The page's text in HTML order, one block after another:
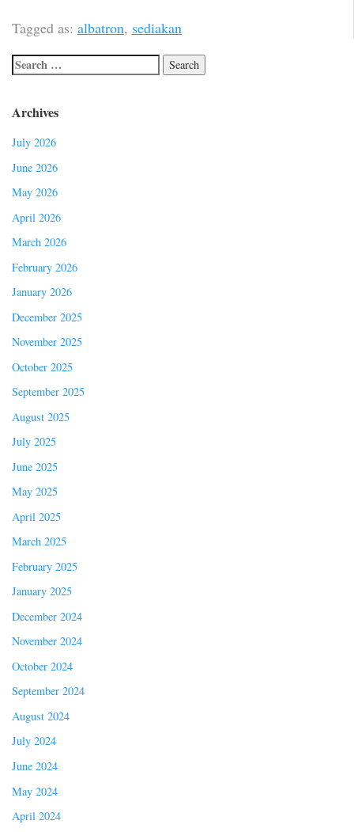
Tagged as: albatron, sediakan
Archives
July 2026
June 2026
May 2026
April 2026
March 2026
February 2026
January 2026
December 2025
November 2025
October 2025
September 2025
August 2025
July 2025
June 2025
May 2025
April 2025
March 2025
February 2025
January 2025
December 2024
November 2024
October 2024
September 2024
August 2024
July 2024
June 2024
May 2024
April 2024